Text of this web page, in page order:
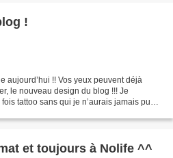
!
aujourd’hui !! Vos yeux peuvent déjà
le nouveau design du blog !!! Je
tattoo sans qui je n’aurais jamais pu
et toujours à Nolife ^^